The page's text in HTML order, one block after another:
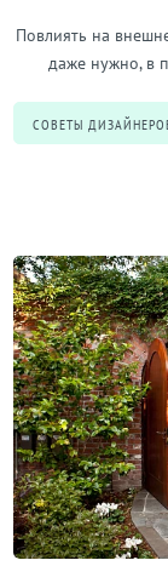
Повлиять на
даже нужно, в
СОВЕТЫ